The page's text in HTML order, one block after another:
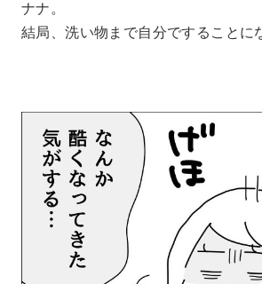
ナナ。
結局、洗い物まで自分ですることに